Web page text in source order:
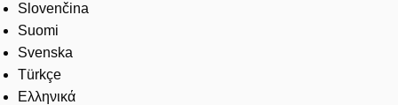
Slovenčina
Suomi
Svenska
Türkçe
Ελληνικά